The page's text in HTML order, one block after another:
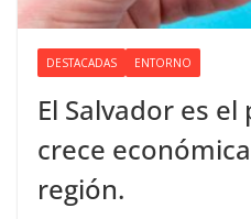
DESTACADAS ENTORNO
El Salvador es
crece
región.